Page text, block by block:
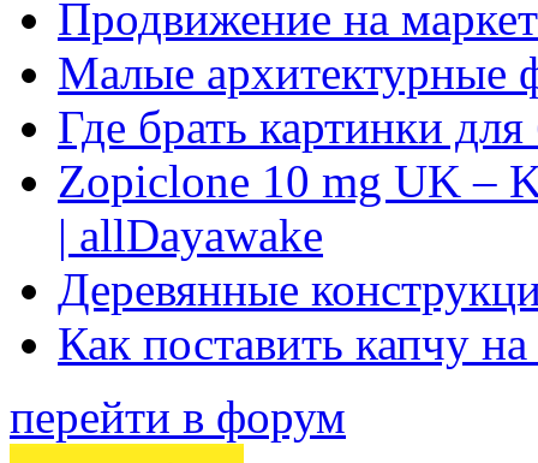
Продвижение на
Малые архитектурные
Где брать картинки
Zopiclone 10 mg UK –
| allDayawake
Деревянные
Как поставить капчу
перейти в форум